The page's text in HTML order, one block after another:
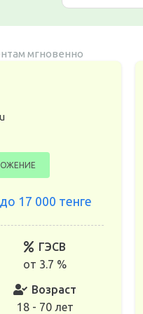
мгновенно
17 000 тенге
ГЭСВ
от 3.7 %
Возраст
18 - 70 лет